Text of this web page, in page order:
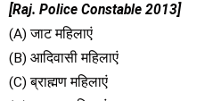
[Raj. Police Constable 2013]
(A) जाट महिलाएं
(B) आदिवासी महिलाएं
(C) ब्राह्मण महिलाएं